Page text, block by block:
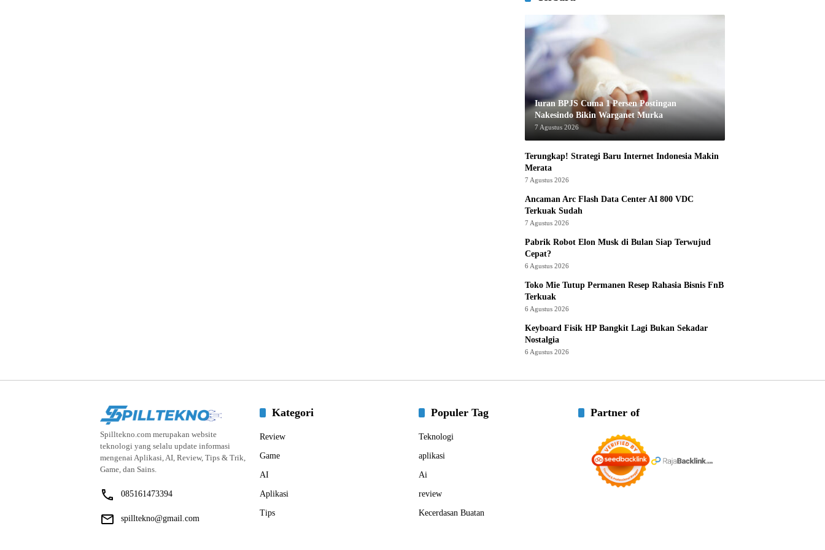
Iuran BPJS Cuma 1 Persen Postingan
Nakesindo Bikin Warganet Murka
7 Agustus 2026
Terungkap! Strategi Baru Internet Indonesia Makin
Merata
7 Agustus 2026
Ancaman Arc Flash Data Center AI 800 VDC
Terkuak Sudah
7 Agustus 2026
Pabrik Robot Elon Musk di Bulan Siap Terwujud
Cepat?
6 Agustus 2026
Toko Mie Tutup Permanen Resep Rahasia Bisnis FnB
Terkuak
6 Agustus 2026
Keyboard Fisik HP Bangkit Lagi Bukan Sekadar
Nostalgia
6 Agustus 2026
Spilltekno.com merupakan website
teknologi yang selalu update informasi
mengenai Aplikasi, AI, Review, Tips & Trik,
Game, dan Sains.
085161473394
spilltekno@gmail.com
Kategori
Review
Game
AI
Aplikasi
Tips
Populer Tag
Teknologi
aplikasi
Ai
review
Kecerdasan Buatan
Partner of